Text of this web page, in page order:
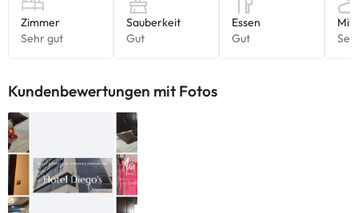
Kundenbewertungen mit Fotos